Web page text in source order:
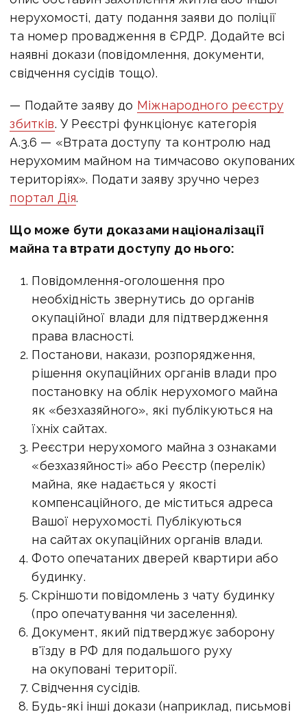
нерухомості, дату подання заяви до поліції
та номер провадження в ЄРДР. Додайте всі
наявні докази (повідомлення, документи,
свідчення сусідів тощо).
— Подайте заяву до Міжнародного реєстру
збитків. У Реєстрі функціонує категорія
А.3.6 — «Втрата доступу та контролю над
нерухомим майном на тимчасово окупованих
територіях». Подати заяву зручно через
портал Дія.
Що може бути доказами націоналізації
майна та втрати доступу до нього:
Повідомлення-оголошення про
необхідність звернутись до органів
окупаційної влади для підтвердження
права власності.
Постанови, накази, розпорядження,
рішення окупаційних органів влади про
постановку на облік нерухомого майна
як «безхазяйного», які публікуються на
їхніх сайтах.
Реєстри нерухомого майна з ознаками
«безхазяйності» або Реєстр (перелік)
майна, яке надається у якості
компенсаційного, де міститься адреса
Вашої нерухомості. Публікуються
на сайтах окупаційних органів влади.
Фото опечатаних дверей квартири або
будинку.
Скріншоти повідомлень з чату будинку
(про опечатування чи заселення).
Документ, який підтверджує заборону
в'їзду в РФ для подальшого руху
на окуповані території.
Свідчення сусідів.
Будь-які інші докази (наприклад, письмові